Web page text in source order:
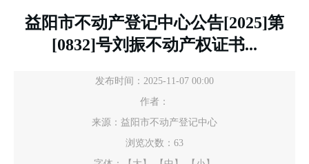
益阳市不动产登记中心公告[2025]第
[0832]号刘振不动产权证书...
发布时间：2025-11-07 00:00
作者：
来源：益阳市不动产登记中心
浏览次数： 63